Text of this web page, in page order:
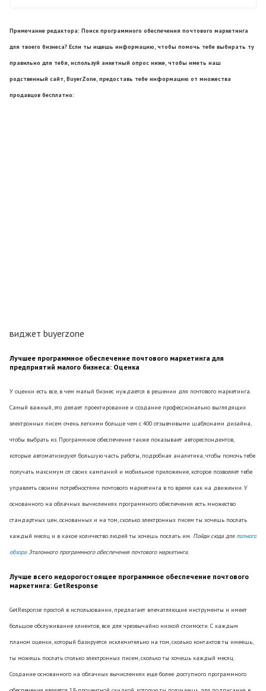
Примечание редактора: Поиск программного обеспечения почтового маркетинга
для твоего бизнеса? Если ты ищешь информацию, чтобы помочь тебе выбирать ту
правильно для тебя, используй анкетный опрос ниже, чтобы иметь наш
родственный сайт, BuyerZone, предоставь тебе информацию от множества
продавцов бесплатно:
виджет buyerzone
Лучшее программное обеспечение почтового маркетинга для
предприятий малого бизнеса: Оценка
У оценки есть все, в чем малый бизнес нуждается в решении для почтового маркетинга.
Самый важный, это делает проектирование и создание профессионально выглядящих
электронных писем очень легкими больше чем с 400 отзывчивыми шаблонами дизайна,
чтобы выбрать из. Программное обеспечение также показывает автореспондентов,
которые автоматизируют большую часть работы, подробная аналитика, чтобы помочь тебе
получать максимум от своих кампаний и мобильное приложение, которое позволяет тебе
управлять своими потребностями почтового маркетинга в то время как на движении. У
основанного на облачных вычислениях программного обеспечения есть множество
стандартных цен, основанных и на том, сколько электронных писем ты хочешь послать
каждый месяц и в какое количество людей ты хочешь послать им. Пойди сюда дляполного
обзора Эталонного программного обеспечения почтового маркетинга.
Лучше всего недорогостоящее программное обеспечение почтового
маркетинга: GetResponse
GetResponse простой в использовании, предлагает впечатляющие инструменты и имеет
большое обслуживание клиентов, все для чрезвычайно низкой стоимости. С каждым
планом оценки, который базируется исключительно на том, сколько контактов ты имеешь,
ты можешь послать столько электронных писем, сколько ты хочешь каждый месяц.
Создание основанного на облачных вычислениях еще более доступного программного